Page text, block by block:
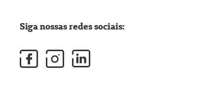
Siga nossas redes sociais: